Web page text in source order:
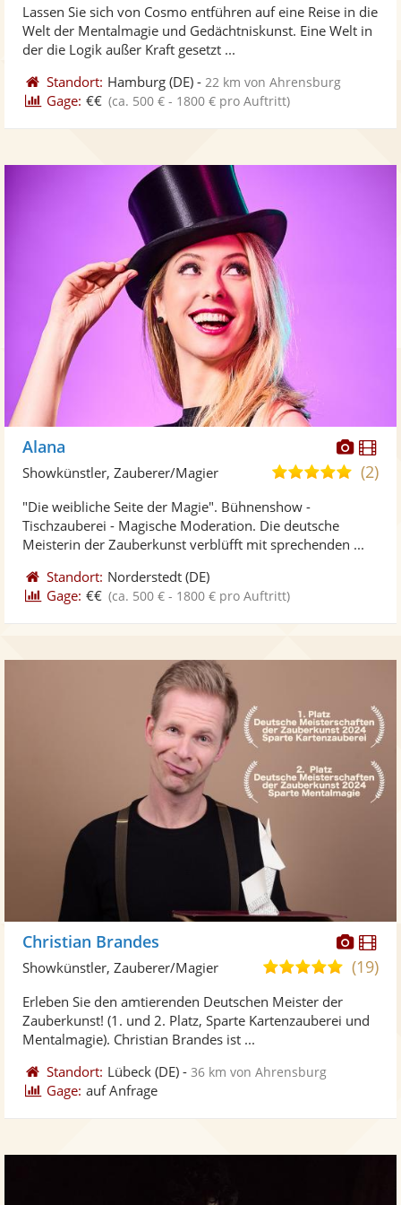
Fotos
5
Lassen Sie sich von Cosmo entführen auf eine Reise in die
Welt der Mentalmagie und Gedächtniskunst. Eine Welt in
der die Logik außer Kraft gesetzt ...
Standort: Hamburg (DE) - 22 km von Ahrensburg
Gage: €€ (ca. 500 € - 1800 € pro Auftritt)
Alana
5,0(2)
Showkünstler, Zauberer/Magier
"Die weibliche Seite der Magie". Bühnenshow -
Tischzauberei - Magische Moderation. Die deutsche
Meisterin der Zauberkunst verblüfft mit sprechenden ...
Standort: Norderstedt (DE)
Gage: €€ (ca. 500 € - 1800 € pro Auftritt)
Christian Brandes
5,0(19)
Showkünstler, Zauberer/Magier
Erleben Sie den amtierenden Deutschen Meister der
Zauberkunst! (1. und 2. Platz, Sparte Kartenzauberei und
Mentalmagie). Christian Brandes ist ...
Standort: Lübeck (DE) -36 km von Ahrensburg
Gage: auf Anfrage